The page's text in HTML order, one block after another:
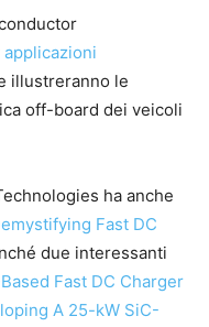
applicazioni
illustreranno le
off-board dei veicoli
ha anche
Fast DC
due interessanti
Fast DC Charger
A 25-kW SiC-